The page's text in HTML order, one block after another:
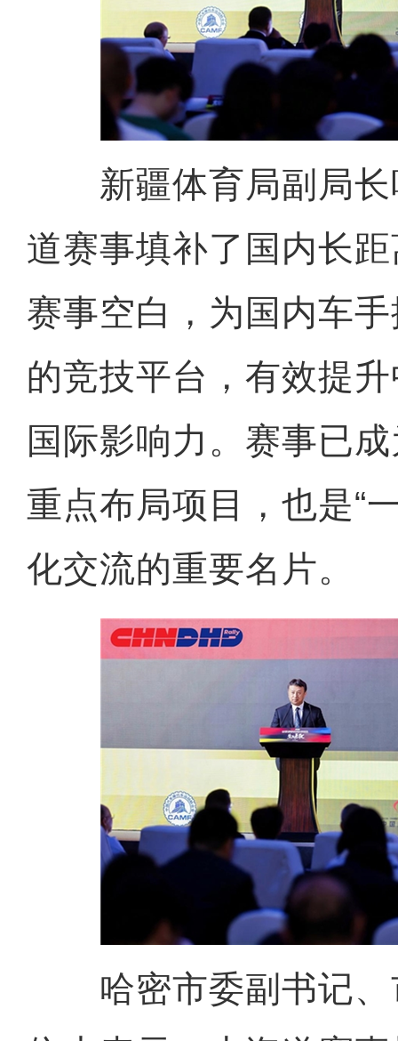
新疆体育局副局长
道赛事填补了国内长
赛事空白，为国内车
的竞技平台，有效提
国际影响力。赛事已
重点布局项目，也是“
化交流的重要名片。
哈密市委副书记、